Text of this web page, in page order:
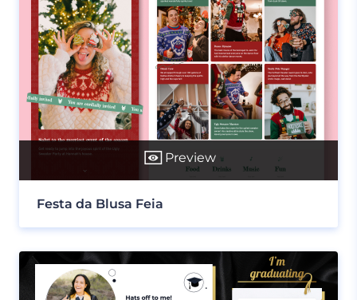
Preview
Festa da Blusa Feia